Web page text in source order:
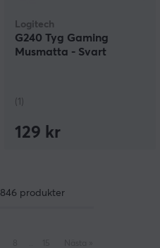
Logitech
G240 Tyg Gaming
Musmatta - Svart
(1)
129 kr
846 produkter